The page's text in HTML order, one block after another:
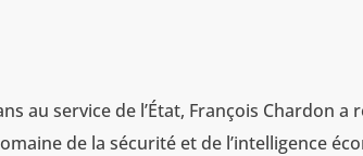
au service de l’État, François Chardon
de la sécurité et de l’intelligence